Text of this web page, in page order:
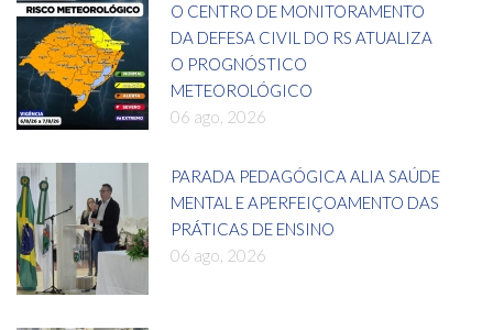
O CENTRO DE MONITORAMENTO
DA DEFESA CIVIL DO RS ATUALIZA
O PROGNÓSTICO
METEOROLÓGICO
06 ago, 2026
PARADA PEDAGÓGICA ALIA SAÚDE
MENTAL E APERFEIÇOAMENTO DAS
PRÁTICAS DE ENSINO
06 ago, 2026